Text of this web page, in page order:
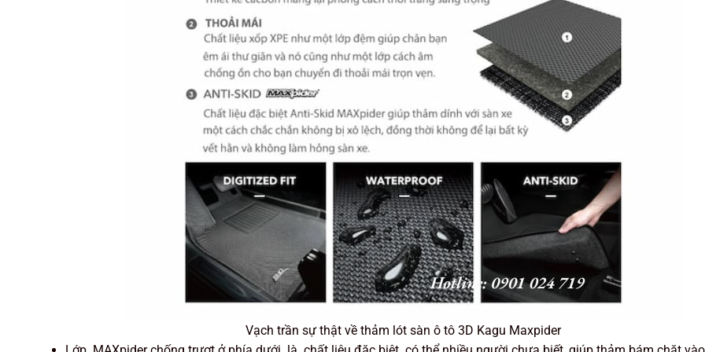
Vạch trần sự thật về thảm lót sàn ô tô 3D Kagu Maxpider